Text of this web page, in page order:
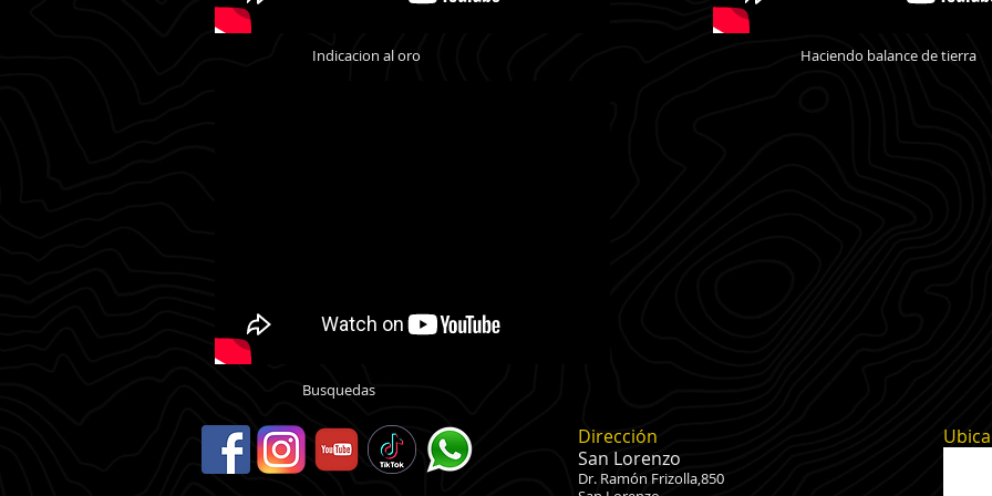
Indicacion al oro Haciendo balance de tierra
Busquedas
Dirección
San Lorenzo
Dr. Ramón Frizolla,850